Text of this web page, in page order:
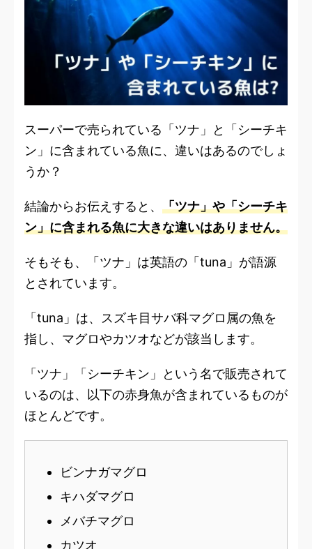
スーパーで売られている「ツナ」と「シーチキ
ン」に含まれている魚に、違いはあるのでしょ
うか？
結論からお伝えすると、 「ツナ」や「シーチキ
ン」に含まれる魚に大きな違いはありません。
そもそも、「ツナ」は英語の「tuna」が語源
とされています。
「tuna」は、スズキ目サバ科マグロ属の魚を
指し、マグロやカツオなどが該当します。
「ツナ」「シーチキン」という名で販売されて
いるのは、以下の赤身魚が含まれているものが
ほとんどです。
ビンナガマグロ
キハダマグロ
メバチマグロ
カツオ